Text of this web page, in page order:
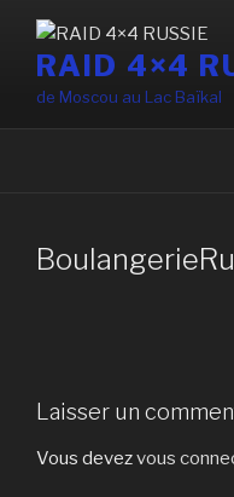
contenu
principal
RAID 4×4
de Moscou au Lac Baïkal
Laisser un
Vous devezvous